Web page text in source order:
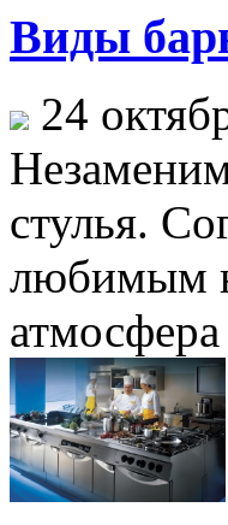
Виды
24
стулья.
любимым